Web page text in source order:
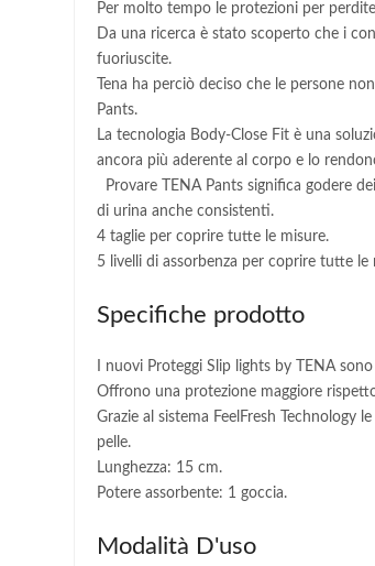
Per molto tempo le protezioni per
Da una ricerca è stato scoperto che i
fuoriuscite.
Tena ha perciò deciso che le persone
Pants.
La tecnologia Body-Close Fit è una
ancora più aderente al corpo e lo
Provare TENA Pants significa godere
di urina anche consistenti.
4 taglie per coprire tutte le misure.
5 livelli di assorbenza per coprire tutte le
Specifiche prodotto
I nuovi Proteggi Slip lights by TENA
Offrono una protezione maggiore
Grazie al sistema FeelFresh Technology
pelle.
Lunghezza: 15 cm.
Potere assorbente: 1 goccia.
Modalità D'uso